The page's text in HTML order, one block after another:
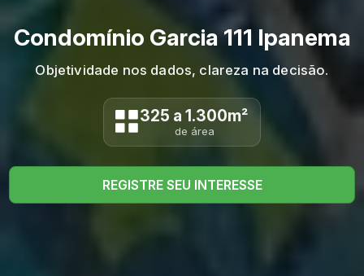
Condomínio Garcia 111 Ipanema
Objetividade nos dados, clareza na decisão.
325 a 1.300m²
de área
REGISTRE SEU INTERESSE